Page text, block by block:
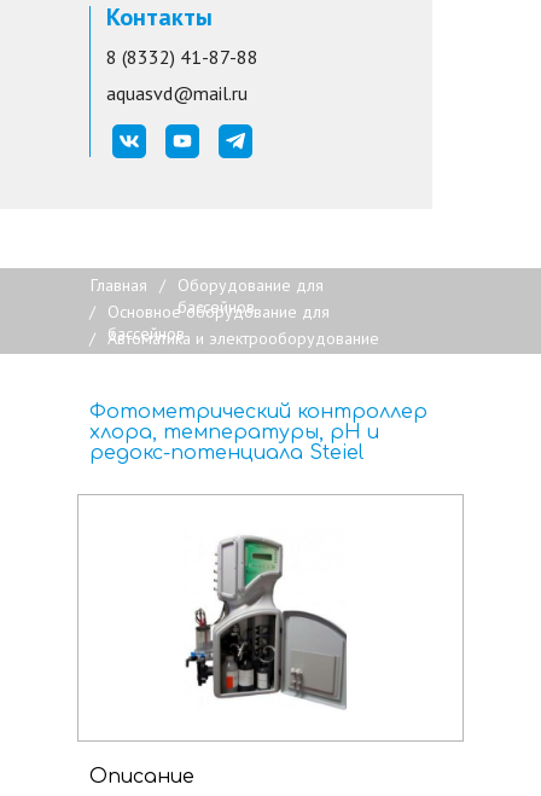
Контакты
8 (8332) 41-87-88
aquasvd@mail.ru
Главная
Оборудование для
бассейнов
/
Основное оборудование для
бассейнов
/
Автоматика и электрооборудование
/
Фотометрический контроллер
хлора, температуры, рН и
редокс-потенциала Steiel
Описание